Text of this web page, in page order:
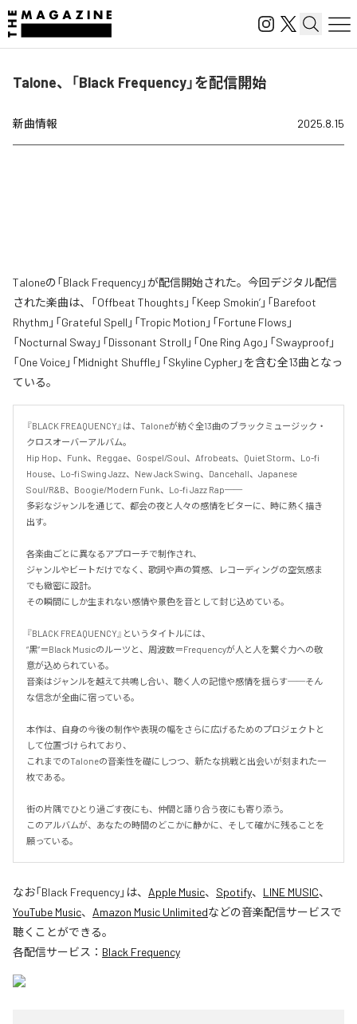
Talone、「Black Frequency」を配信開始
新曲情報 2025.8.15
Taloneの「Black Frequency」が配信開始された。今回デジタル配信
された楽曲は、「Offbeat Thoughts」「Keep Smokin’」「Barefoot
Rhythm」「Grateful Spell」「Tropic Motion」「Fortune Flows」
「Nocturnal Sway」「Dissonant Stroll」「One Ring Ago」「Swayproof」
「One Voice」「Midnight Shuffle」「Skyline Cypher」を含む全13曲となっ
ている。
『BLACK FREAQUENCY』は、Taloneが紡ぐ全13曲のブラックミュージック・
クロスオーバーアルバム。
Hip Hop、Funk、Reggae、Gospel/Soul、Afrobeats、Quiet Storm、Lo-fi
House、Lo-fi Swing Jazz、New Jack Swing、Dancehall、Japanese
Soul/R&B、Boogie/Modern Funk、Lo-fi Jazz Rap──
多彩なジャンルを通じて、都会の夜と人々の感情をビターに、時に熱く描き
出す。
各楽曲ごとに異なるアプローチで制作され、
ジャンルやビートだけでなく、歌詞や声の質感、レコーディングの空気感ま
でも緻密に設計。
その瞬間にしか生まれない感情や景色を音として封じ込めている。
『BLACK FREAQUENCY』というタイトルには、
“黒”＝Black Musicのルーツと、周波数＝Frequencyが人と人を繋ぐ力への敬
意が込められている。
音楽はジャンルを越えて共鳴し合い、聴く人の記憶や感情を揺らす──そん
な信念が全曲に宿っている。
本作は、自身の今後の制作や表現の幅をさらに広げるためのプロジェクトと
して位置づけられており、
これまでのTaloneの音楽性を礎にしつつ、新たな挑戦と出会いが刻まれた一
枚である。
街の片隅でひとり過ごす夜にも、仲間と語り合う夜にも寄り添う。
このアルバムが、あなたの時間のどこかに静かに、そして確かに残ることを
願っている。
なお「Black Frequency」は、 Apple Music、 Spotify、 LINE MUSIC、
YouTube Music、 Amazon Music Unlimitedなどの音楽配信サービスで
聴くことができる。
各配信サービス： Black Frequency